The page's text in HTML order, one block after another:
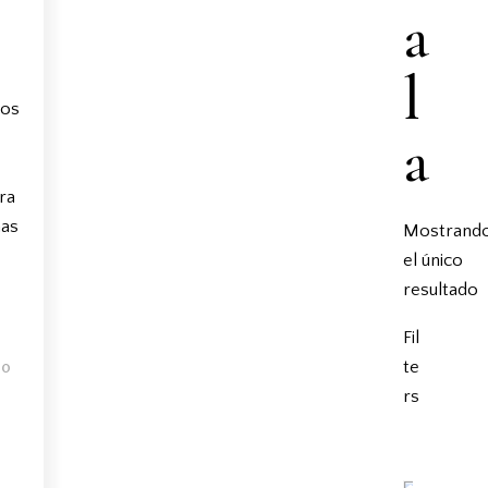
a
l
a
el único
resultado
Fil
te
rs